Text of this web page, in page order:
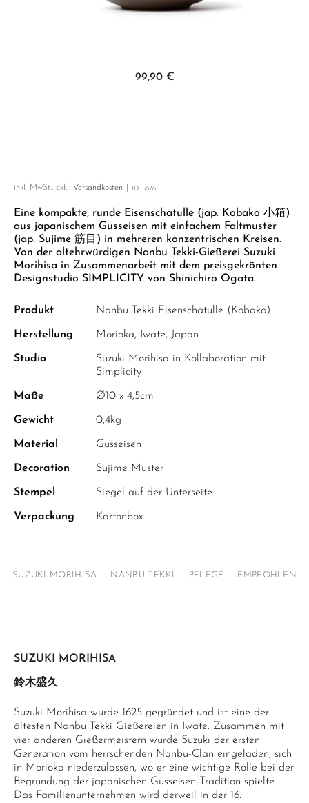
PHOENIX DANCONG
SETS & GIFTS
NACH SORTE
Eine kompakte, runde Eisenschatulle (jap. Kobako 小箱)
aus japanischem Gusseisen mit einfachem Faltmuster
(jap. Sujime 筋目) in mehreren konzentrischen Kreisen.
Von der altehrwürdigen Nanbu Tekki-Gießerei Suzuki
Morihisa in Zusammenarbeit mit dem preisgekrönten
Designstudio SIMPLICITY von Shinichiro Ogata.
Produkt Nanbu Tekki Eisenschatulle (Kobako)
Herstellung Morioka, Iwate, Japan
Studio
Suzuki Morihisa in Kollaboration mit
Simplicity
Maße Ø10 x 4,5cm
Gewicht 0,4kg
Material Gusseisen
Decoration Sujime Muster
Stempel Siegel auf der Unterseite
Verpackung Kartonbox
99,90 €
inkl. MwSt., exkl. Versandkosten ID 5676
SUZUKI MORIHISA NANBU TEKKI PFLEGE EMPFOHLEN
SUZUKI MORIHISA
鈴木盛久
Suzuki Morihisa wurde 1625 gegründet und ist eine der
ältesten Nanbu Tekki Gießereien in Iwate. Zusammen mit
vier anderen Gießermeistern wurde Suzuki der ersten
Generation vom herrschenden Nanbu-Clan eingeladen, sich
in Morioka niederzulassen, wo er eine wichtige Rolle bei der
Begründung der japanischen Gusseisen-Tradition spielte.
Das Familienunternehmen wird derweil in der 16.